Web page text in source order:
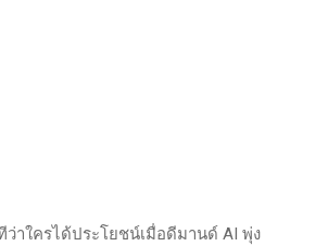
าใครได้ประโยชน์เมื่อดีมานด์ AI พุ่ง